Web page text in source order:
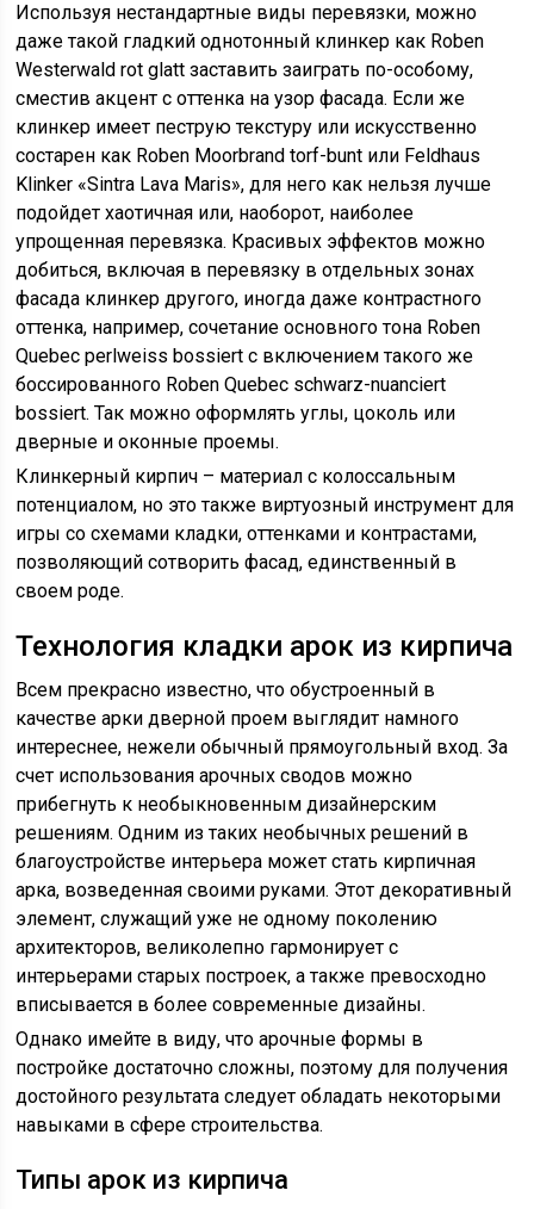
Используя нестандартные виды перевязки, можно
даже такой гладкий однотонный клинкер как Roben
Westerwald rot glatt заставить заиграть по-особому,
сместив акцент с оттенка на узор фасада. Если же
клинкер имеет пеструю текстуру или искусственно
состарен как Roben Moorbrand torf-bunt или Feldhaus
Klinker «Sintra Lava Maris», для него как нельзя лучше
подойдет хаотичная или, наоборот, наиболее
упрощенная перевязка. Красивых эффектов можно
добиться, включая в перевязку в отдельных зонах
фасада клинкер другого, иногда даже контрастного
оттенка, например, сочетание основного тона Roben
Quebec perlweiss bossiert с включением такого же
боссированного Roben Quebec schwarz-nuanciert
bossiert. Так можно оформлять углы, цоколь или
дверные и оконные проемы.
Клинкерный кирпич – материал с колоссальным
потенциалом, но это также виртуозный инструмент для
игры со схемами кладки, оттенками и контрастами,
позволяющий сотворить фасад, единственный в
своем роде.
Технология кладки арок из кирпича
Всем прекрасно известно, что обустроенный в
качестве арки дверной проем выглядит намного
интереснее, нежели обычный прямоугольный вход. За
счет использования арочных сводов можно
прибегнуть к необыкновенным дизайнерским
решениям. Одним из таких необычных решений в
благоустройстве интерьера может стать кирпичная
арка, возведенная своими руками. Этот декоративный
элемент, служащий уже не одному поколению
архитекторов, великолепно гармонирует с
интерьерами старых построек, а также превосходно
вписывается в более современные дизайны.
Однако имейте в виду, что арочные формы в
постройке достаточно сложны, поэтому для получения
достойного результата следует обладать некоторыми
навыками в сфере строительства.
Типы арок из кирпича